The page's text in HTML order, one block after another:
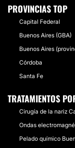
PROVINCIAS TOP
Capital Federal
Buenos Aires (GBA)
Buenos Aires
Córdoba
Santa Fe
TRATAMIENTOS
Cirugía de la nariz
Ondas
Pelado químico